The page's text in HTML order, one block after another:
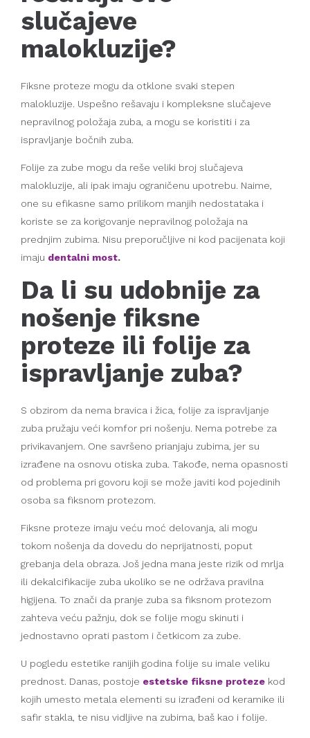
slučajeve
malokluzije?
Fiksne proteze mogu da otklone svaki stepen
malokluzije. Uspešno rešavaju i kompleksne slučajeve
nepravilnog položaja zuba, a mogu se koristiti i za
ispravljanje bočnih zuba.
Folije za zube mogu da reše veliki broj slučajeva
malokluzije, ali ipak imaju ograničenu upotrebu. Naime,
one su efikasne samo prilikom manjih nedostataka i
koriste se za korigovanje nepravilnog položaja na
prednjim zubima. Nisu preporučljive ni kod pacijenata koji
imaju dentalni most.
Da li su udobnije za
nošenje fiksne
proteze ili folije za
ispravljanje zuba?
S obzirom da nema bravica i žica, folije za ispravljanje
zuba pružaju veći komfor pri nošenju. Nema potrebe za
privikavanjem. One savršeno prianjaju zubima, jer su
izrađene na osnovu otiska zuba. Takođe, nema opasnosti
od problema pri govoru koji se može javiti kod pojedinih
osoba sa fiksnom protezom.
Fiksne proteze imaju veću moć delovanja, ali mogu
tokom nošenja da dovedu do neprijatnosti, poput
grebanja dela obraza. Još jedna mana jeste rizik od mrlja
ili dekalcifikacije zuba ukoliko se ne održava pravilna
higijena. To znači da pranje zuba sa fiksnom protezom
zahteva veću pažnju, dok se folije mogu skinuti i
jednostavno oprati pastom i četkicom za zube.
U pogledu estetike ranijih godina folije su imale veliku
prednost. Danas, postoje estetske fiksne proteze kod
kojih umesto metala elementi su izrađeni od keramike ili
safir stakla, te nisu vidljive na zubima, baš kao i folije.